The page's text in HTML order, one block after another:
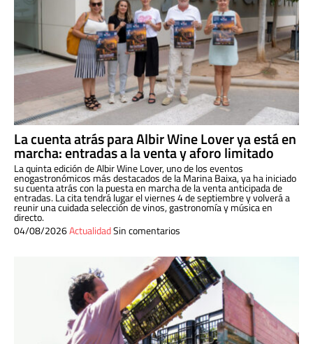
La cuenta atrás para Albir Wine Lover ya está en
marcha: entradas a la venta y aforo limitado
La quinta edición de Albir Wine Lover, uno de los eventos
enogastronómicos más destacados de la Marina Baixa, ya ha iniciado
su cuenta atrás con la puesta en marcha de la venta anticipada de
entradas. La cita tendrá lugar el viernes 4 de septiembre y volverá a
reunir una cuidada selección de vinos, gastronomía y música en
directo.
04/08/2026ActualidadSin comentarios